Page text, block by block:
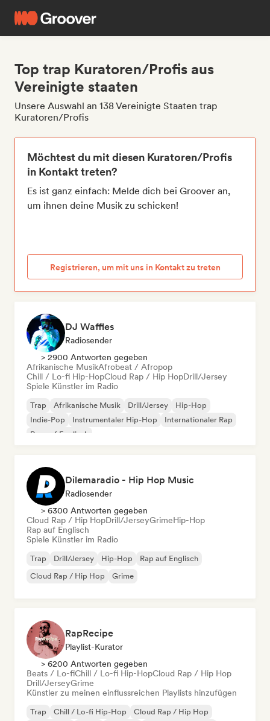
Top trap Kuratoren/Profis aus
Vereinigte staaten
Unsere Auswahl an 138 Vereinigte Staaten trap
Kuratoren/Profis
Möchtest du mit diesen Kuratoren/Profis
in Kontakt treten?
Es ist ganz einfach: Melde dich bei Groover an,
um ihnen deine Musik zu schicken!
Registrieren, um mit uns in Kontakt zu treten
DJ Waffles
Radiosender
> 2900 Antworten gegeben
Afrikanische MusikAfrobeat / Afropop
Chill / Lo-fi Hip-HopCloud Rap / Hip HopDrill/Jersey
Spiele Künstler im Radio
Trap Afrikanische Musik Drill/Jersey
Hip-Hop
Indie-Pop
Instrumentaler Hip-Hop
Internationaler Rap
Rap auf Englisch
Dilemaradio - Hip Hop Music
Radiosender
> 6300 Antworten gegeben
Cloud Rap / Hip HopDrill/JerseyGrimeHip-Hop
Rap auf Englisch
Spiele Künstler im Radio
Trap Drill/Jersey Hip-Hop
Rap auf Englisch
Cloud Rap / Hip Hop
Grime
RapRecipe
Playlist-Kurator
> 6200 Antworten gegeben
Beats / Lo-fiChill / Lo-fi Hip-HopCloud Rap / Hip Hop
Drill/JerseyGrime
Künstler zu meinen einflussreichen Playlists hinzufügen
Trap Chill / Lo-fi Hip-Hop
Cloud Rap / Hip Hop